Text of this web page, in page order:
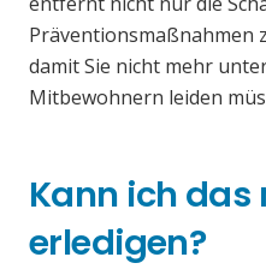
Präventionsmaßnahmen
damit Sie nicht mehr
Mitbewohnern leiden
Kann ich
erledigen?